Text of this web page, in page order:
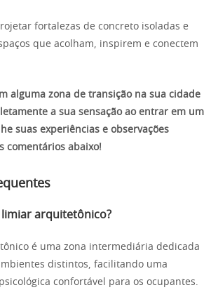
fortalezas de concreto isoladas e
que acolham, inspirem e conectem
alguma zona de transição na sua cidade
a sua sensação ao entrar em um
suas experiências e observações
comentários abaixo!
limiar arquitetônico?
é uma zona intermediária dedicada
distintos, facilitando uma
confortável para os ocupantes.